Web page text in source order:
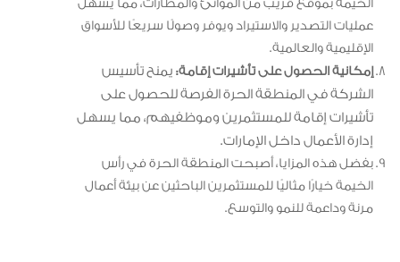
الخيمة بموقع قريب من الموانئ والمطارات، مما يسهل
عمليات التصدير والاستيراد ويوفر وصولًا سريعًا للأسواق
الإقليمية والعالمية.
إمكانية الحصول على تأشيرات إقامة: يمنح تأسيس
الشركة في المنطقة الحرة الفرصة للحصول على
تأشيرات إقامة للمستثمرين وموظفيهم، مما يسهل
إدارة الأعمال داخل الإمارات.
بفضل هذه المزايا، أصبحت المنطقة الحرة في رأس
الخيمة خيارًا مثاليًا للمستثمرين الباحثين عن بيئة أعمال
مرنة وداعمة للنمو والتوسع.